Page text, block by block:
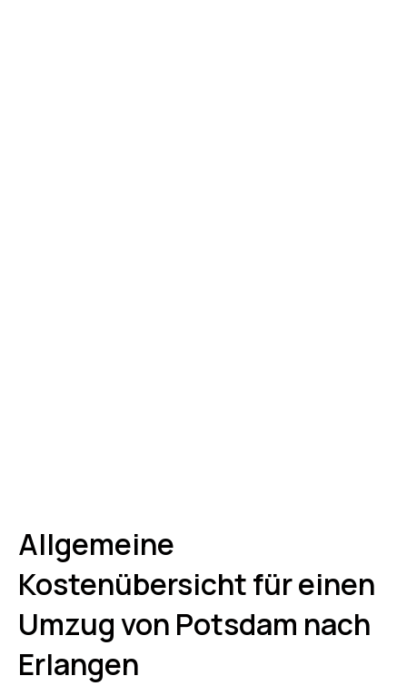
Allgemeine
Kostenübersicht für einen
Umzug von Potsdam nach
Erlangen